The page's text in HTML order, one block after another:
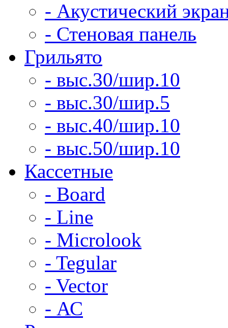
- Акустический
- Стеновая панель
Грильято
- выс.30/шир.10
- выс.30/шир.5
- выс.40/шир.10
- выс.50/шир.10
Кассетные
- Board
- Line
- Microlook
- Tegular
- Vector
- АС